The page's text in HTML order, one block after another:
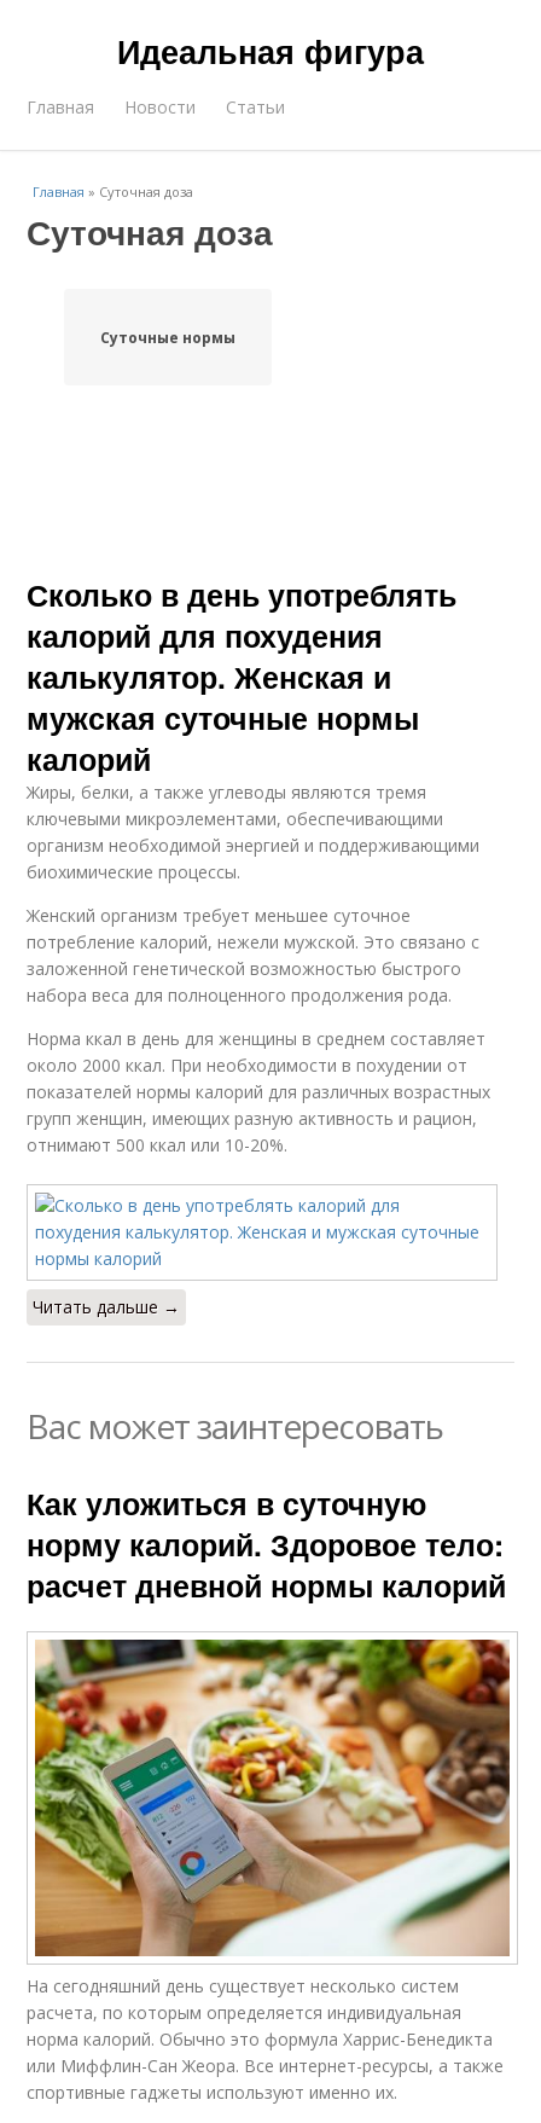
Идеальная фигура
Главная Новости Статьи
Главная » Суточная доза
Суточная доза
Суточные нормы
Сколько в день употреблять
калорий для похудения
калькулятор. Женская и
мужская суточные нормы
калорий
Жиры, белки, а также углеводы являются тремя
ключевыми микроэлементами, обеспечивающими
организм необходимой энергией и поддерживающими
биохимические процессы.
Женский организм требует меньшее суточное
потребление калорий, нежели мужской. Это связано с
заложенной генетической возможностью быстрого
набора веса для полноценного продолжения рода.
Норма ккал в день для женщины в среднем составляет
около 2000 ккал. При необходимости в похудении от
показателей нормы калорий для различных возрастных
групп женщин, имеющих разную активность и рацион,
отнимают 500 ккал или 10-20%.
Читать дальше →
Вас может заинтересовать
Как уложиться в суточную
норму калорий. Здоровое тело:
расчет дневной нормы калорий
На сегодняшний день существует несколько систем
расчета, по которым определяется индивидуальная
норма калорий. Обычно это формула Харрис-Бенедикта
или Миффлин-Сан Жеора. Все интернет-ресурсы, а также
спортивные гаджеты используют именно их.